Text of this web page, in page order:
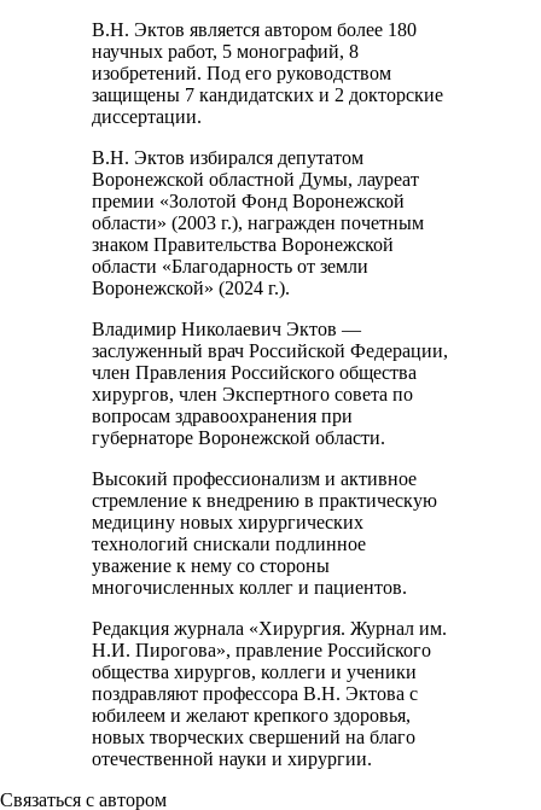
В.Н. Эктов является автором более 180
научных работ, 5 монографий, 8
изобретений. Под его руководством
защищены 7 кандидатских и 2 докторские
диссертации.
В.Н. Эктов избирался депутатом
Воронежской областной Думы, лауреат
премии «Золотой Фонд Воронежской
области» (2003 г.), награжден почетным
знаком Правительства Воронежской
области «Благодарность от земли
Воронежской» (2024 г.).
Владимир Николаевич Эктов —
заслуженный врач Российской Федерации,
член Правления Российского общества
хирургов, член Экспертного совета по
вопросам здравоохранения при
губернаторе Воронежской области.
Высокий профессионализм и активное
стремление к внедрению в практическую
медицину новых хирургических
технологий снискали подлинное
уважение к нему со стороны
многочисленных коллег и пациентов.
Редакция журнала «Хирургия. Журнал им.
Н.И. Пирогова», правление Российского
общества хирургов, коллеги и ученики
поздравляют профессора В.Н. Эктова с
юбилеем и желают крепкого здоровья,
новых творческих свершений на благо
отечественной науки и хирургии.
Связаться с автором